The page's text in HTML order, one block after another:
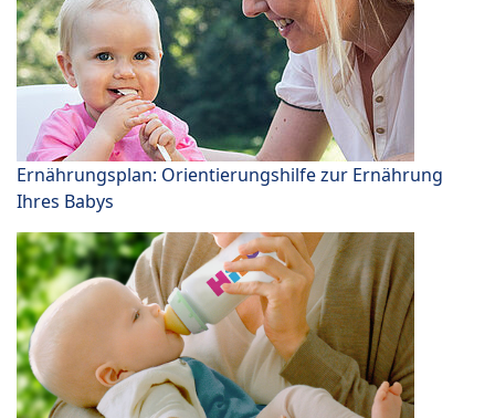
Ernährungsplan: Orientierungshilfe zur Ernährung
Ihres Babys